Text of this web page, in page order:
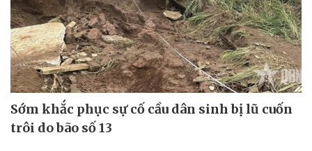
Sớm khắc phục sự cố cầu dân sinh bị lũ cuốn
trôi do bão số 13